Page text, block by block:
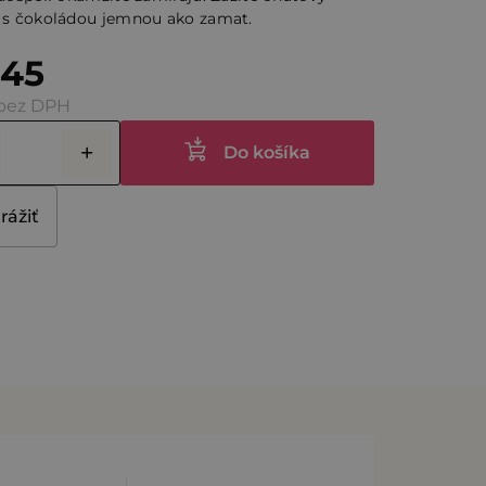
čokoládou jemnou ako zamat.
DPH
Do košíka